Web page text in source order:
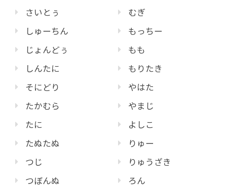
さいとぅ
しゅーちん
じょんどぅ
しんたに
そにどり
たかむら
たに
たぬたぬ
つじ
つぼんぬ
むぎ
もっちー
もも
もりたき
やはた
やまじ
よしこ
りゅー
りゅうざき
ろん